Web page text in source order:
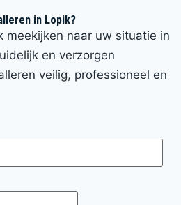
in Lopik?
meekijken naar uw situatie in
en verzorgen
veilig, professioneel en